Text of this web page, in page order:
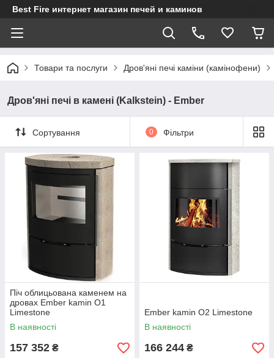
Best Fire интернет магазин печей и каминов
Товари та послуги Дров'яні печі каміни (камінофени)
Дров'яні печі в камені (Kalkstein) - Ember
Сортування 0 Фільтри
Піч облицьована каменем на
дровах Ember kamin O1
Limestone
В наявності
157 352 ₴
Ember kamin O2 Limestone
В наявності
166 244 ₴